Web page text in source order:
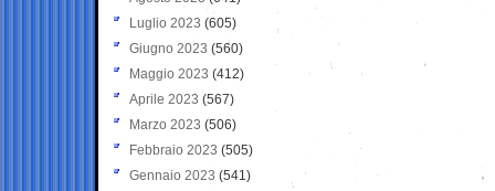
Luglio 2023 (605)
Giugno 2023 (560)
Maggio 2023 (412)
Aprile 2023 (567)
Marzo 2023 (506)
Febbraio 2023 (505)
Gennaio 2023 (541)